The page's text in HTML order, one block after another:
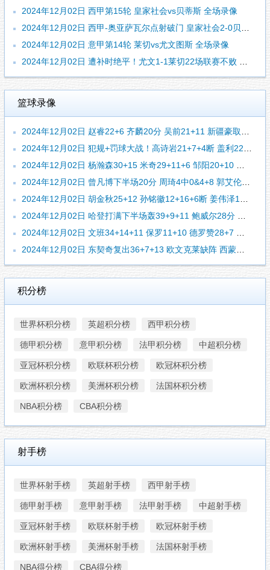
2024年12月02日 西甲第15轮 皇家社会vs贝蒂斯 全场录像
2024年12月02日 西甲-奥亚萨瓦尔点射破门 皇家社会2-0贝蒂斯
2024年12月02日 意甲第14轮 莱切vs尤文图斯 全场录像
2024年12月02日 遭补时绝平！尤文1-1莱切22场联赛不败 雷比奇绝平坎比亚索破门
篮球录像
2024年12月02日 赵睿22+6 齐麟20分 吴前21+11 新疆豪取7连胜&终结浙江5连胜
2024年12月02日 犯规+罚球大战！高诗岩21+7+4断 盖利22+7 山东送上海6连败
2024年12月02日 杨瀚森30+15 米奇29+11+6 邹阳20+10 青岛险胜福建
2024年12月02日 曾凡博下半场20分 周琦4中0&4+8 郭艾伦7分 北京大胜广州
2024年12月02日 胡金秋25+12 孙铭徽12+16+6断 姜伟泽18+9+7 广厦力克吉林
2024年12月02日 哈登打满下半场轰39+9+11 鲍威尔28分 约基奇3双 快船胜掘金
2024年12月02日 文班34+14+11 保罗11+10 德罗赞28+7 马刺险胜国王
2024年12月02日 东契奇复出36+7+13 欧文克莱缺阵 西蒙斯27分 独行侠胜开拓者
积分榜
世界杯积分榜 英超积分榜 西甲积分榜
德甲积分榜 意甲积分榜 法甲积分榜 中超积分榜
亚冠杯积分榜 欧联杯积分榜 欧冠杯积分榜
欧洲杯积分榜 美洲杯积分榜 法国杯积分榜
NBA积分榜 CBA积分榜
射手榜
世界杯射手榜 英超射手榜 西甲射手榜
德甲射手榜 意甲射手榜 法甲射手榜 中超射手榜
亚冠杯射手榜 欧联杯射手榜 欧冠杯射手榜
欧洲杯射手榜 美洲杯射手榜 法国杯射手榜
NBA得分榜 CBA得分榜